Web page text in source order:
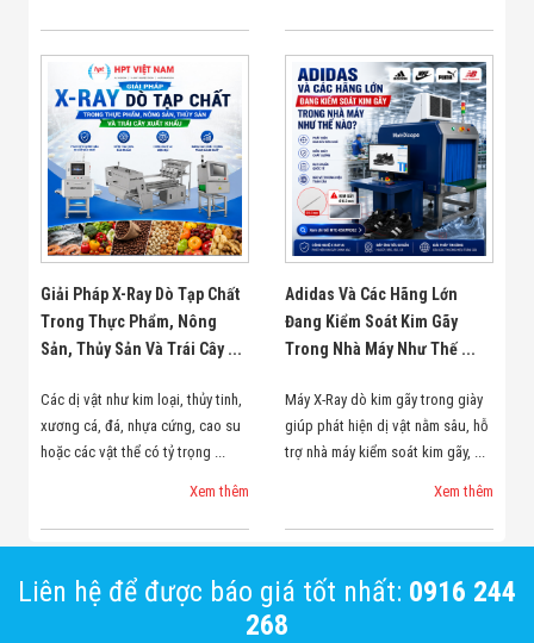
Giải Pháp X-Ray Dò Tạp Chất
Trong Thực Phẩm, Nông
Sản, Thủy Sản Và Trái Cây ...
Các dị vật như kim loại, thủy tinh,
xương cá, đá, nhựa cứng, cao su
hoặc các vật thể có tỷ trọng ...
Xem thêm
Adidas Và Các Hãng Lớn
Đang Kiểm Soát Kim Gãy
Trong Nhà Máy Như Thế ...
Máy X-Ray dò kim gãy trong giày
giúp phát hiện dị vật nằm sâu, hỗ
trợ nhà máy kiểm soát kim gãy, ...
Xem thêm
Liên hệ để được báo giá tốt nhất: 0916 244
268